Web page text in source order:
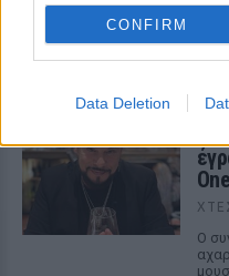
CONFIRM
Data Deletion
Ενώ φρόντιζε όλους τους
Ο